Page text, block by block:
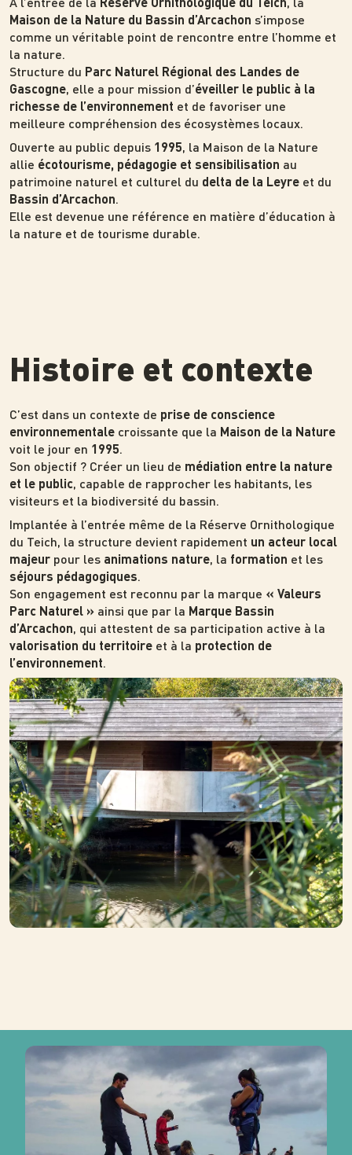
Maison de la Nature du Bassin d’Arcachon s’impose
comme un véritable point de rencontre entre l’homme et
la nature.
Structure du Parc Naturel Régional des Landes de
Gascogne, elle a pour mission d’éveiller le public à la
richesse de l’environnement et de favoriser une
meilleure compréhension des écosystèmes locaux.
Ouverte au public depuis 1995, la Maison de la Nature
allie écotourisme, pédagogie et sensibilisation au
patrimoine naturel et culturel du delta de la Leyre et du
Bassin d’Arcachon.
Elle est devenue une référence en matière d’éducation à
la nature et de tourisme durable.
Histoire et contexte
C’est dans un contexte de prise de conscience
environnementale croissante que la Maison de la Nature
voit le jour en 1995.
Son objectif ? Créer un lieu de médiation entre la nature
et le public, capable de rapprocher les habitants, les
visiteurs et la biodiversité du bassin.
Implantée à l’entrée même de la Réserve Ornithologique
du Teich, la structure devient rapidement un acteur local
majeur pour les animations nature, la formation et les
séjours pédagogiques.
Son engagement est reconnu par la marque « Valeurs
Parc Naturel » ainsi que par la Marque Bassin
d’Arcachon, qui attestent de sa participation active à la
valorisation du territoire et à la protection de
l’environnement.
Photo
Photo